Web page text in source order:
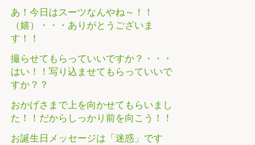
あ！今日はスーツなんやね～！！
（嬉）・・・ありがとうございま
す！！
撮らせてもらっていいですか？・・・
はい！！写り込ませてもらっていいで
すか？？
おかげさまで上を向かせてもらいまし
た！！だからしっかり前を向こう！！
お誕生日メッセージは「迷惑」です